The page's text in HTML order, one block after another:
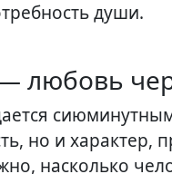
души.
любовь
но и характер,
насколько